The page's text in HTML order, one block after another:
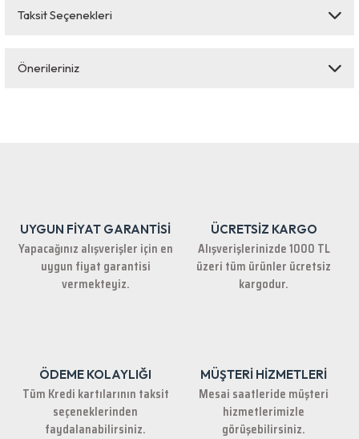
Bu ürüne ilk yorumu siz yapın!
Taksit Seçenekleri
Önerileriniz
Ürün bilgilerinde hatalar bulunuyor.
Ürün fiyatı diğer sitelerden daha pahalı.
Bu ürüne benzer farklı alternatifler olmalı.
UYGUN FİYAT GARANTİSİ
Yapacağınız alışverişler için en
uygun fiyat garantisi
vermekteyiz.
ÜCRETSİZ KARGO
Alışverişlerinizde 1000 TL
üzeri tüm ürünler ücretsiz
kargodur.
ÖDEME KOLAYLIĞI
Tüm Kredi kartılarının taksit
seçeneklerinden
faydalanabilirsiniz.
MÜŞTERİ HİZMETLERİ
Mesai saatleride müşteri
hizmetlerimizle
görüşebilirsiniz.